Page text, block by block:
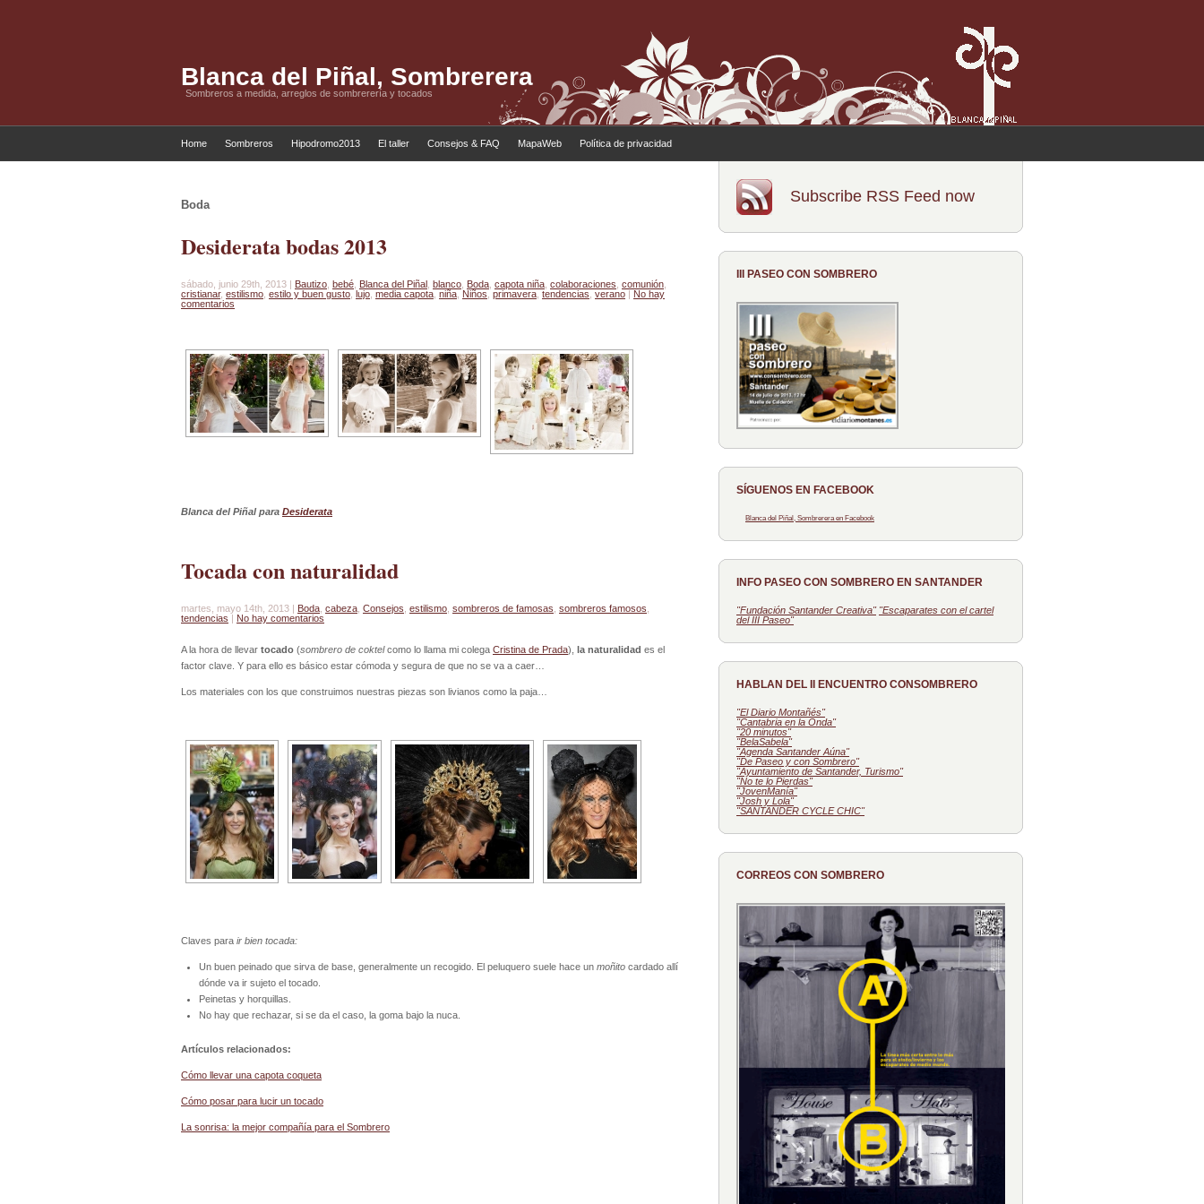
Blanca del Piñal, Sombrerera
Sombreros a medida, arreglos de sombrerería y tocados
Home Sombreros Hipodromo2013 El taller Consejos & FAQ MapaWeb Política de privacidad
Boda
Desiderata bodas 2013
sábado, junio 29th, 2013 | Bautizo bebé Blanca del Piñal blanco Boda capota niña colaboraciones comunión
cristianar, estilismo estilo y buen gusto lujo media capota niña Niños primavera tendencias verano | No hay
comentarios
Blanca del Piñal para Desiderata
Tocada con naturalidad
martes, mayo 14th, 2013 | Boda cabeza Consejos estilismo sombreros de famosas sombreros famosos
tendencias | No hay comentarios
A la hora de llevar tocado (sombrero de coktelcomo lo llama mi colega Cristina de Prada), la naturalidad es el
factor clave. Y para ello es básico estar cómoda y segura de que no se va a caer…
Los materiales con los que construimos nuestras piezas son livianos como la paja…
Claves para ir bien tocada:
Un buen peinado que sirva de base, generalmente un recogido. El peluquero suele hace un moñito cardado allí
dónde va ir sujeto el tocado.
Peinetas y horquillas.
No hay que rechazar, si se da el caso, la goma bajo la nuca.
Artículos relacionados:
Cómo llevar una capota coqueta
Cómo posar para lucir un tocado
La sonrisa: la mejor compañía para el Sombrero
Subscribe RSS Feed now
III PASEO CON SOMBRERO
SÍGUENOS EN FACEBOOK
Blanca del Piñal, Sombrerera en Facebook
INFO PASEO CON SOMBRERO EN SANTANDER
"Fundación Santander Creativa" "Escaparates con el cartel
del III Paseo"
HABLAN DEL II ENCUENTRO CONSOMBRERO
"El Diario Montañés"
"Cantabria en la Onda"
"20 minutos"
"BelaSabela"
"Agenda Santander Aúna"
"De Paseo y con Sombrero"
"Ayuntamiento de Santander, Turismo"
"No te lo Pierdas"
"JovenManía"
"Josh y Lola"
"SANTANDER CYCLE CHIC"
CORREOS CON SOMBRERO